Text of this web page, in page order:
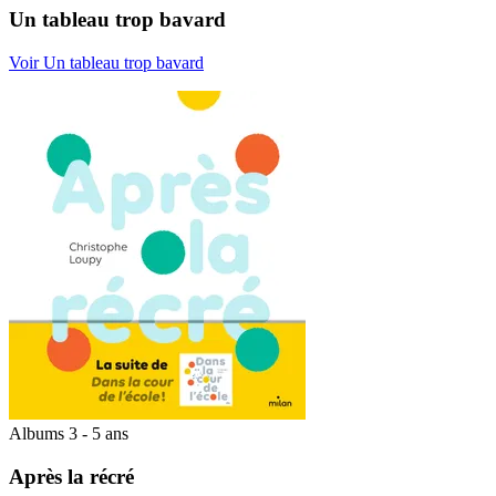
Un tableau trop bavard
Voir Un tableau trop bavard
Albums 3 - 5 ans
Après la récré